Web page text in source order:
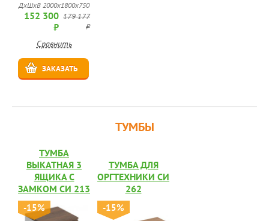
ДхШхВ 2000x1800x750
152 300
₽
179 177
₽
Сравнить
ЗАКАЗАТЬ
ТУМБЫ
ТУМБА
ВЫКАТНАЯ 3
ЯЩИКА С
ЗАМКОМ СИ 213
-15%
ТУМБА ДЛЯ
ОРГТЕХНИКИ СИ
262
-15%